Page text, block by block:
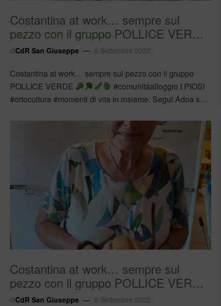
Costantina at work… sempre sul
pezzo con il gruppo POLLICE VERDE
#comunitáa…
diCdR San Giuseppe 6 Settembre 2022
Costantina at work… sempre sul pezzo con il gruppo
POLLICE VERDE
#comunitáalloggio I PIOSI
#ortocultura #momenti di vita in insieme. Segui Adoa su
Costantina at work… sempre sul
pezzo con il gruppo POLLICE VERDE
#comunitáa…
diCdR San Giuseppe 6 Settembre 2022